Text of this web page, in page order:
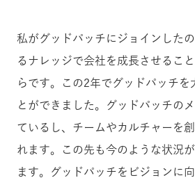
私がグッドパッチにジョインした
るナレッジで会社を成長させるこ
らです。この2年でグッドパッチを
とができました。グッドパッチの
ているし、チームやカルチャーを
れます。この先も今のような状況
ます。グッドパッチをビジョンに